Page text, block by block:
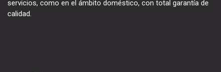
servicios, como en el ámbito doméstico, con total garantía de
calidad.